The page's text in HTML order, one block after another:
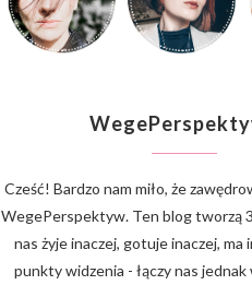
Cześć! Bardzo nam miło, że
WegePerspektyw. Ten blog tworzą
nas żyje inaczej, gotuje inaczej,
punkty widzenia - łączy nas